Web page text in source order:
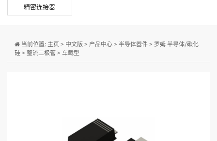
精密连接器
当前位置: 主页 > 中文版 > 产品中心 > 半导体器件 > 罗姆 半导体/碳化
硅 > 整流二极管 > 车载型